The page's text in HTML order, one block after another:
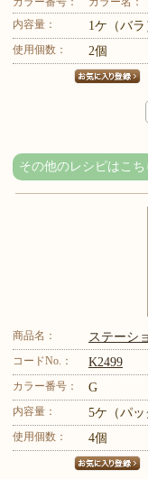
内容量：
1ケ（バラ
使用個数： 2個
その他のレシピはこち
商品名： ステーシ
コードNo.： K2499
カラー番号： G
内容量： 5ケ（パッ
使用個数： 4個